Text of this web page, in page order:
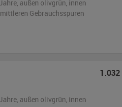
außen olivgrün, innen
Gebrauchsspuren
außen olivgrün, innen
1.032